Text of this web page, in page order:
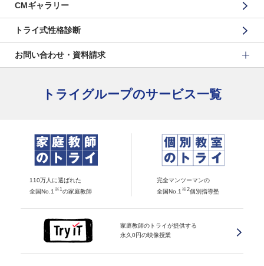
CMギャラリー
トライ式性格診断
お問い合わせ・資料請求
トライグループのサービス一覧
110万人に選ばれた
全国No.1 ※1 の家庭教師
完全マンツーマンの
全国No.1 ※2個別指導塾
家庭教師のトライが提供する
永久0円の映像授業